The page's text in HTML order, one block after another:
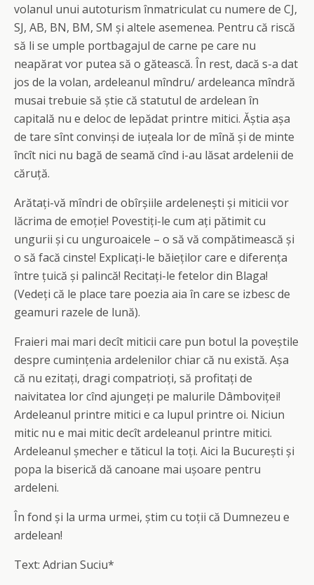
volanul unui autoturism înmatriculat cu numere de CJ,
SJ, AB, BN, BM, SM și altele asemenea. Pentru că riscă
să li se umple portbagajul de carne pe care nu
neapărat vor putea să o gătească. În rest, dacă s-a dat
jos de la volan, ardeleanul mîndru/ ardeleanca mîndră
musai trebuie să știe că statutul de ardelean în
capitală nu e deloc de lepădat printre mitici. Ăștia așa
de tare sînt convinși de iuțeala lor de mînă și de minte
încît nici nu bagă de seamă cînd i-au lăsat ardelenii de
căruță.
Arătați-vă mîndri de obîrșiile ardelenești și miticii vor
lăcrima de emoție! Povestiți-le cum ați pătimit cu
ungurii și cu unguroaicele – o să vă compătimească și
o să facă cinste! Explicați-le băieților care e diferența
între țuică și palincă! Recitați-le fetelor din Blaga!
(Vedeți că le place tare poezia aia în care se izbesc de
geamuri razele de lună).
Fraieri mai mari decît miticii care pun botul la poveștile
despre cumințenia ardelenilor chiar că nu există. Așa
că nu ezitați, dragi compatrioți, să profitați de
naivitatea lor cînd ajungeți pe malurile Dâmboviței!
Ardeleanul printre mitici e ca lupul printre oi. Niciun
mitic nu e mai mitic decît ardeleanul printre mitici.
Ardeleanul șmecher e tăticul la toți. Aici la București și
popa la biserică dă canoane mai ușoare pentru
ardeleni.
În fond și la urma urmei, știm cu toții că Dumnezeu e
ardelean!
Text: Adrian Suciu*